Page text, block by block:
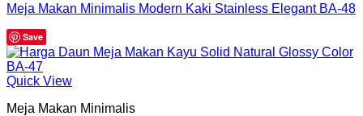
Meja Makan Minimalis Modern Kaki Stainless Elegant BA-48
Save
Quick View
Meja Makan Minimalis